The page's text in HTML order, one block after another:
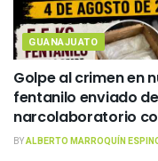
GUANAJUATO
Golpe al crimen en
fentanilo enviado
narcolaboratorio
BYALBERTO MARROQUÍN